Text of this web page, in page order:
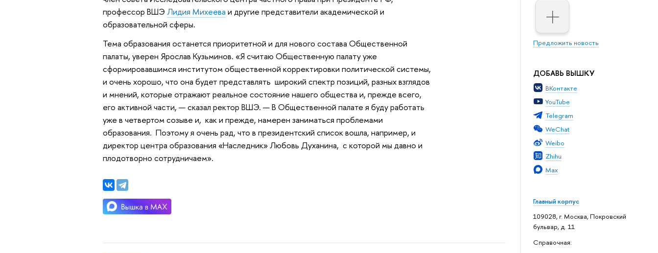
Предложить новость
ДОБАВЬ ВЫШКУ
ВКонтакте
YouTube
Telegram
WeChat
Weibo
Zhihu
Max
Главный корпус
109028, г. Москва, Покровский
бульвар, д. 11
Справочная:
профессор ВШЭ Лидия Михеева и другие представители академической и
образовательной сферы.
Тема образования останется приоритетной и для нового состава Общественной
палаты, уверен Ярослав Кузьминов. «Я считаю Общественную палату уже
сформировавшимся институтом общественной корректировки политической системы,
и очень хорошо, что она будет представлять широкий спектр позиций, разных взглядов
и мнений, которые отражают реальное состояние нашего общества и, прежде всего,
его активной части, — сказал ректор ВШЭ. — В Общественной палате я буду работать
уже в четвертом созыве и, как и прежде, намерен заниматься проблемами
образования. Поэтому я очень рад, что в президентский список вошла, например, и
директор центра образования «Наследник» Любовь Духанина, с которой мы давно и
плодотворно сотрудничаем».